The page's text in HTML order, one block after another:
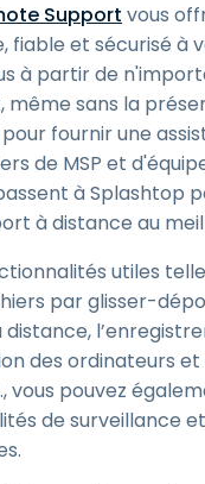
Support vous
fiable et sécurisé à
à partir de
sans la
fournir une
de MSP et
à Splashtop
à distance au
utiles
par glisser-
des ordinateurs et
vous pouvez
de surveillance